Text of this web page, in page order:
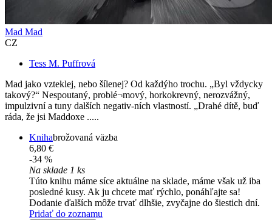
Mad Mad
CZ
Tess M. Puffrová
Mad jako vzteklej, nebo šílenej? Od každýho trochu. „Byl vždycky
takový?“ Nespoutaný, problé¬mový, horkokrevný, nerozvážný,
impulzivní a tuny dalších negativ-ních vlastností. „Drahé dítě, buď
ráda, že jsi Maddoxe .....
Knihabrožovaná väzba
6,80 €
-34 %
Na sklade 1 ks
Túto knihu máme síce aktuálne na sklade, máme však už iba
posledné kusy. Ak ju chcete mať rýchlo, ponáhľajte sa!
Dodanie ďalších môže trvať dlhšie, zvyčajne do šiestich dní.
Pridať do zoznamu